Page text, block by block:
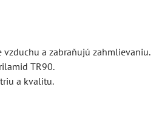
a zabraňujú zahmlievaniu.
TR90.
a kvalitu.